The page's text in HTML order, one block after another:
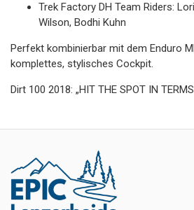
Trek Factory DH Team Riders:
Wilson, Bodhi Kuhn
Perfekt kombinierbar mit dem Enduro
komplettes, stylisches Cockpit.
Dirt 100 2018: „HIT THE SPOT IN